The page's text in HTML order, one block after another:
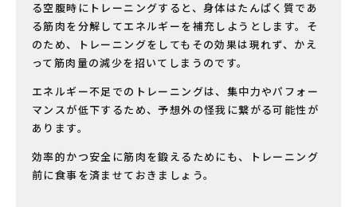
る空腹時にトレーニングすると、身体はたんぱく質であ
る筋肉を分解してエネルギーを補充しようとします。そ
のため、トレーニングをしてもその効果は現れず、かえ
って筋肉量の減少を招いてしまうのです。
エネルギー不足でのトレーニングは、集中力やパフォー
マンスが低下するため、予想外の怪我に繋がる可能性が
あります。
効率的かつ安全に筋肉を鍛えるためにも、トレーニング
前に食事を済ませておきましょう。